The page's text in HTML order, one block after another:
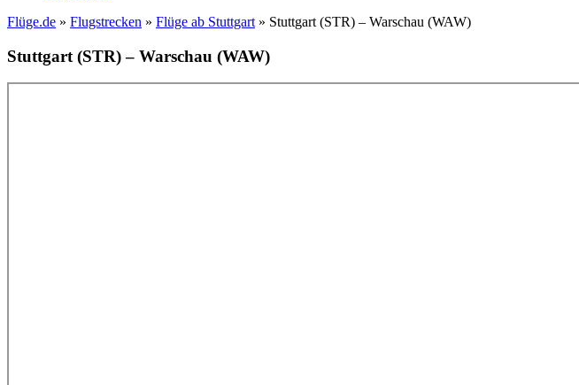
Flüge.de » Flugstrecken » Flüge ab Stuttgart » Stuttgart (STR) – Warschau (WAW)
Stuttgart (STR) – Warschau (WAW)